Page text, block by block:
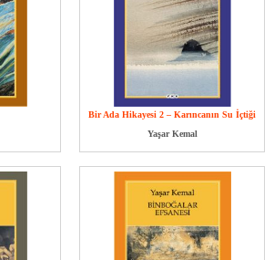
Bir Ada Hikayesi 2 – Karıncanın Su İçtiği
Yaşar Kemal